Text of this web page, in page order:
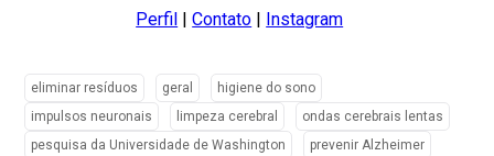
Perfil |Contato Instagram
eliminar resíduos geral
higiene do sono
impulsos neuronais
limpeza cerebral
ondas cerebrais lentas
pesquisa da Universidade de Washington
prevenir Alzheimer